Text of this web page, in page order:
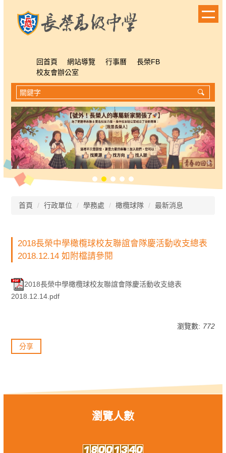
回首頁 網站導覽 行事曆
長榮FB
校友會辦公室
首頁 行政單位 學務處 橄欖球隊 最新消息
2018長榮中學橄欖球校友聯誼會隊慶活動收支總表
2018.12.14 如附檔請參閱
2018長榮中學橄欖球校友聯誼會隊慶活動收支總表
2018.12.14.pdf
瀏覽數: 772
分享
瀏覽人數